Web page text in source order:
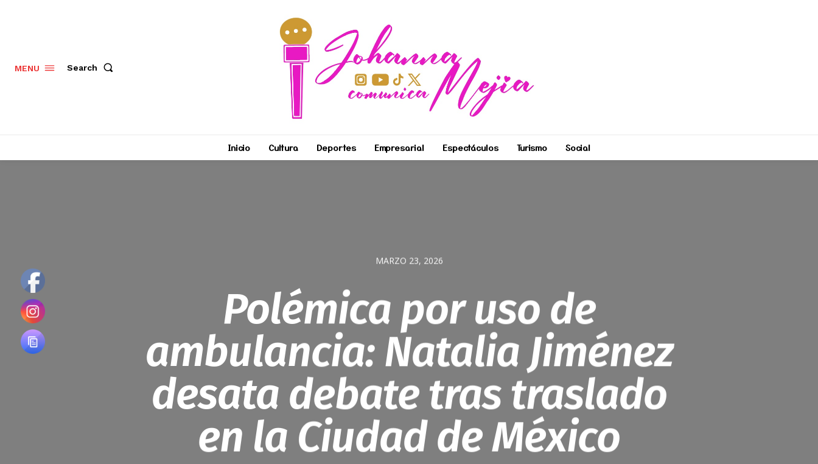
MENU Search
Inicio Cultura Deportes Empresarial Espectáculos Turismo Social
MARZO 23, 2026
Polémica por uso de
ambulancia: Natalia Jiménez
desata debate tras traslado
en la Ciudad de México